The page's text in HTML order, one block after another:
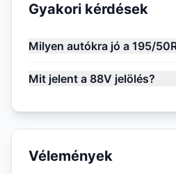
Gyakori kérdések
Milyen autókra jó a 195/
Mit jelent a 88V jelölés?
Vélemények